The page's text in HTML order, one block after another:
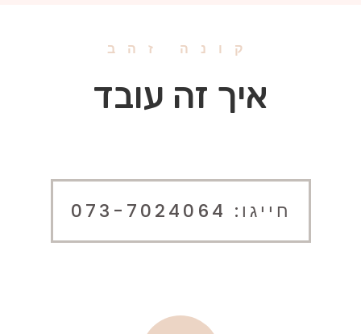
קונה זהב
איך זה עובד
חייגו: 073-7024064